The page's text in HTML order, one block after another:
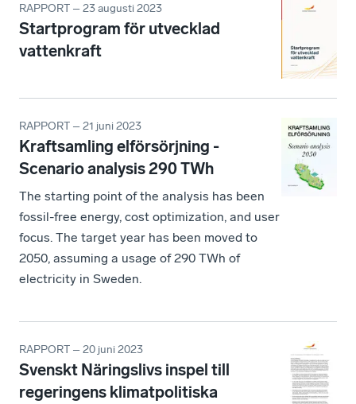
RAPPORT – 23 augusti 2023
Startprogram för utvecklad
vattenkraft
RAPPORT – 21 juni 2023
Kraftsamling elförsörjning -
Scenario analysis 290 TWh
The starting point of the analysis has been
fossil-free energy, cost optimization, and user
focus. The target year has been moved to
2050, assuming a usage of 290 TWh of
electricity in Sweden.
RAPPORT – 20 juni 2023
Svenskt Näringslivs inspel till
regeringens klimatpolitiska